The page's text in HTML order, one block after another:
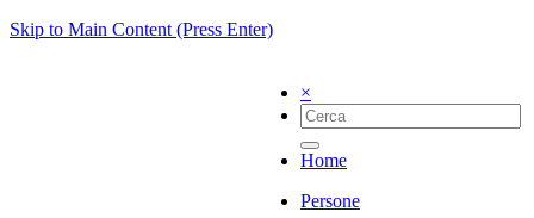
Skip to Main Content (Press Enter)
×
Home
Persone